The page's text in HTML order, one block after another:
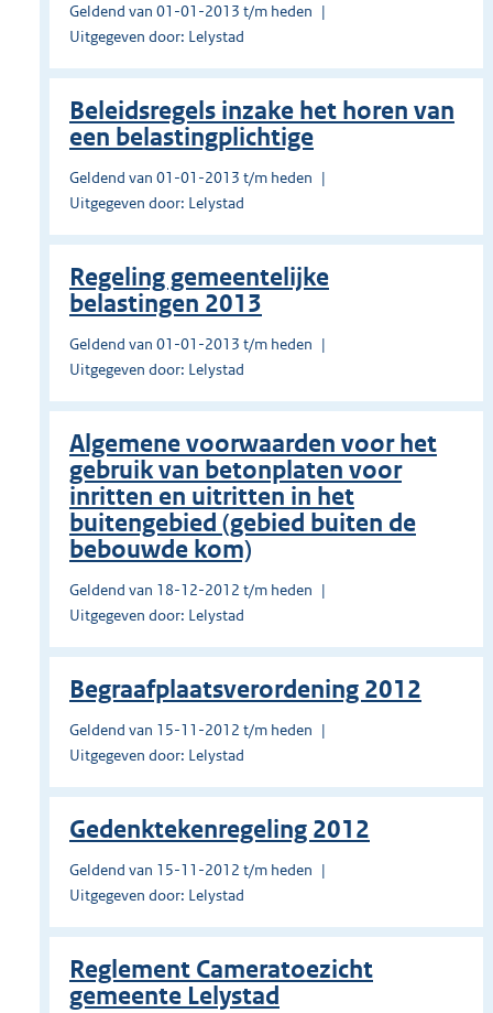
Geldend van 01-01-2013 t/m heden
Uitgegeven door: Lelystad
Beleidsregels inzake het horen van
een belastingplichtige
Geldend van 01-01-2013 t/m heden
Uitgegeven door: Lelystad
Regeling gemeentelijke
belastingen 2013
Geldend van 01-01-2013 t/m heden
Uitgegeven door: Lelystad
Algemene voorwaarden voor het
gebruik van betonplaten voor
inritten en uitritten in het
buitengebied (gebied buiten de
bebouwde kom)
Geldend van 18-12-2012 t/m heden
Uitgegeven door: Lelystad
Begraafplaatsverordening 2012
Geldend van 15-11-2012 t/m heden
Uitgegeven door: Lelystad
Gedenktekenregeling 2012
Geldend van 15-11-2012 t/m heden
Uitgegeven door: Lelystad
Reglement Cameratoezicht
gemeente Lelystad